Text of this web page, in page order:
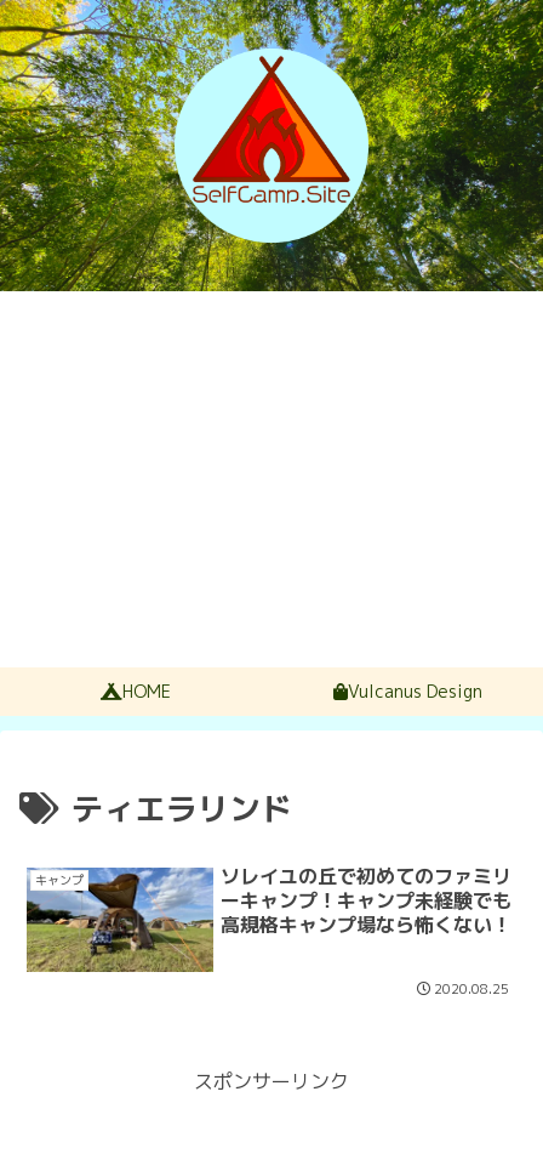
HOME Vulcanus Design
ティエラリンド
キャンプ
ソレイユの丘で初めてのファミリ
ーキャンプ！キャンプ未経験でも
高規格キャンプ場なら怖くない！
2020.08.25
スポンサーリンク